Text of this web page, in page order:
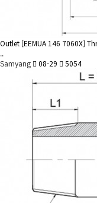
Outlet [EEMUA 146 7060X]
..
Samyang
08-29 5054